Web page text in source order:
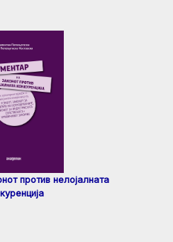
против нелојалната